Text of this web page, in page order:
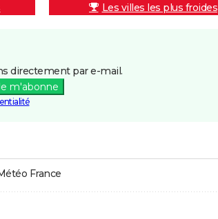
Les villes les plus froides
directement par e-mail.
m'abonne
France